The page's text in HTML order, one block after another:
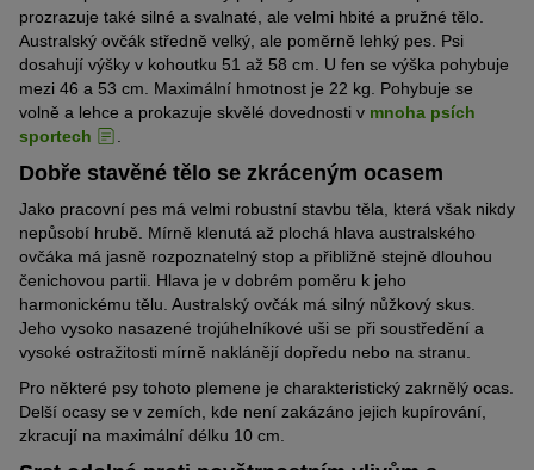
prozrazuje také silné a svalnaté, ale velmi hbité a pružné tělo.
Australský ovčák středně velký, ale poměrně lehký pes. Psi
dosahují výšky v kohoutku 51 až 58 cm. U fen se výška pohybuje
mezi 46 a 53 cm. Maximální hmotnost je 22 kg. Pohybuje se
volně a lehce a prokazuje skvělé dovednosti v mnoha psích
sportech
Dobře stavěné tělo se zkráceným ocasem
Jako pracovní pes má velmi robustní stavbu těla, která však nikdy
nepůsobí hrubě. Mírně klenutá až plochá hlava australského
ovčáka má jasně rozpoznatelný stop a přibližně stejně dlouhou
čenichovou partii. Hlava je v dobrém poměru k jeho
harmonickému tělu. Australský ovčák má silný nůžkový skus.
Jeho vysoko nasazené trojúhelníkové uši se při soustředění a
vysoké ostražitosti mírně naklánějí dopředu nebo na stranu.
Pro některé psy tohoto plemene je charakteristický zakrnělý ocas.
Delší ocasy se v zemích, kde není zakázáno jejich kupírování,
zkracují na maximální délku 10 cm.